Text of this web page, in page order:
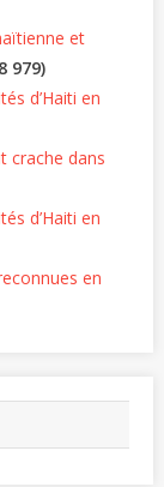
et
979)
d’Haiti en
crache dans
d’Haiti en
en